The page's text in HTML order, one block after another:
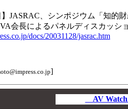
】JASRAC、シンポジウム「知的
会長によるパネルディスカッシ
docs/20031128/jasrac.htm
]
AV